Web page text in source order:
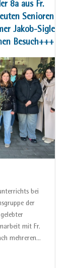
8a aus Fr.
Senioren
Jakob-Sigle
Besuch+++
bei
der
mit Fr.
mehreren…